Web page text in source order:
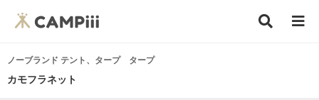
ノーブランド テント、タープ タープ
カモフラネット